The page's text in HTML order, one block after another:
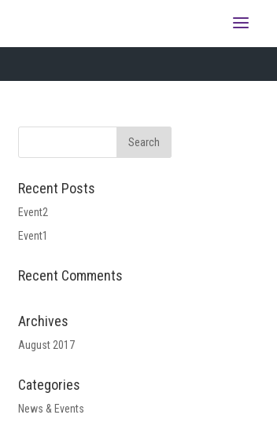
Recent Posts
Event2
Event1
Recent Comments
Archives
August 2017
Categories
News & Events